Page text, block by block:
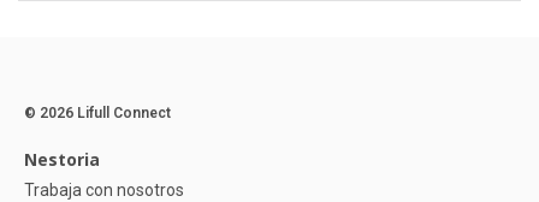
© 2026 Lifull Connect
Nestoria
Trabaja con nosotros